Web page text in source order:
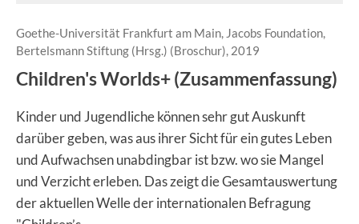
Goethe-Universität Frankfurt am Main, Jacobs Foundation,
Bertelsmann Stiftung (Hrsg.) (Broschur), 2019
Children's Worlds+ (Zusammenfassung)
Kinder und Jugendliche können sehr gut Auskunft
darüber geben, was aus ihrer Sicht für ein gutes Leben
und Aufwachsen unabdingbar ist bzw. wo sie Mangel
und Verzicht erleben. Das zeigt die Gesamtauswertung
der aktuellen Welle der internationalen Befragung